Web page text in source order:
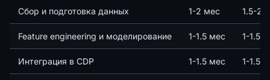
Сбор и подготовка данных 1-2 мес 1.5-2
Feature engineering и моделирование 1-1.5 мес 1-1.5
Интеграция в CDP 1-1.5 мес 1-1.5